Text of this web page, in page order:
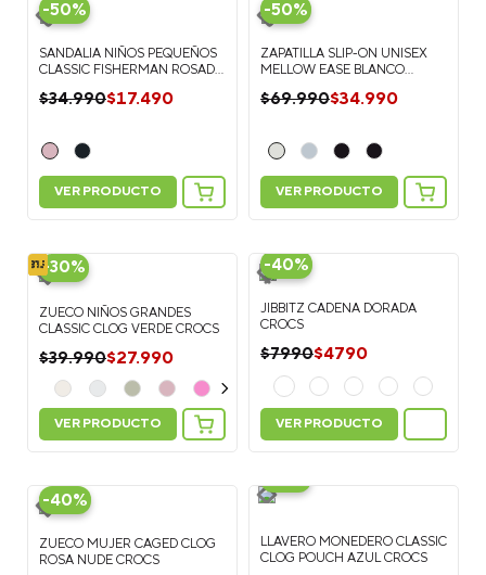
-50%
SANDALIA NIÑOS PEQUEÑOS
CLASSIC FISHERMAN ROSADO
$34.990$17.490
VER PRODUCTO
-50%
ZAPATILLA SLIP-ON UNISEX
MELLOW EASE BLANCO
$69.990$34.990
VER PRODUCTO
-30%
ZUECO NIÑOS GRANDES
CLASSIC CLOG VERDE CROCS
$39.990$27.990
VER PRODUCTO
-40%
JIBBITZ CADENA DORADA
CROCS
$7990$4790
VER PRODUCTO
-40%
ZUECO MUJER CAGED CLOG
ROSA NUDE CROCS
LLAVERO MONEDERO CLASSIC
CLOG POUCH AZUL CROCS